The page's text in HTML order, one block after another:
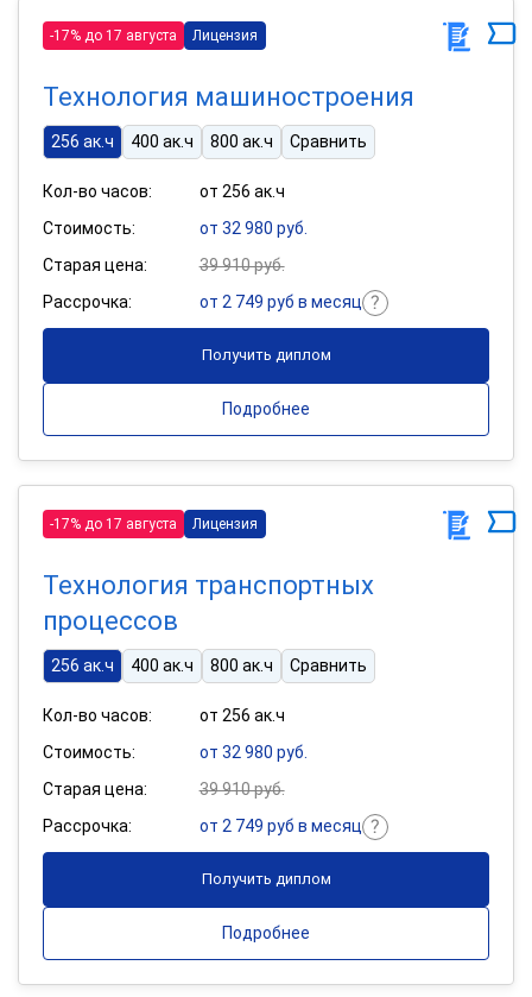
-17% до 17 августа Лицензия
Технология машиностроения
256 ак.ч 400 ак.ч 800 ак.ч Сравнить
Кол-во часов:
от 256 ак.ч
Стоимость:
от 32 980 руб.
Старая цена:
39 910 руб.
Рассрочка:
от 2 749 руб в месяц
Получить диплом
Подробнее
-17% до 17 августа Лицензия
Технология транспортных
процессов
256 ак.ч 400 ак.ч 800 ак.ч Сравнить
Кол-во часов:
от 256 ак.ч
Стоимость:
от 32 980 руб.
Старая цена:
39 910 руб.
Рассрочка:
от 2 749 руб в месяц
Получить диплом
Подробнее